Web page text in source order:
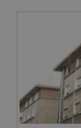
CESIÓN DE